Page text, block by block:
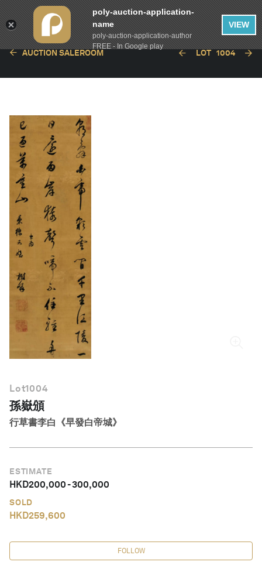
繁體中文
AUCTION SALEROOM LOT 1004
Lot1004
孫嶽頒
行草書李白《早發白帝城》
ESTIMATE
HKD200,000-300,000
SOLD
HKD259,600
FOLLOW
poly-auction-application-
name
poly-auction-application-author
FREE - In Google play
VIEW